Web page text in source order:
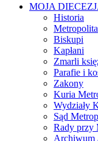
MOJA
Historia
Metropolita
Biskupi
Kapłani
Zmarli
Parafie i
Zakony
Kuria
Wydziały
Sąd
Rady przy
Archiwum